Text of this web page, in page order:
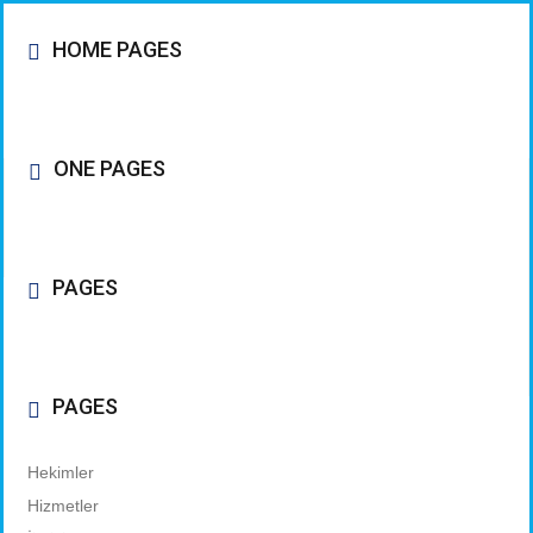
HOME PAGES
ONE PAGES
PAGES
PAGES
Hekimler
Hizmetler